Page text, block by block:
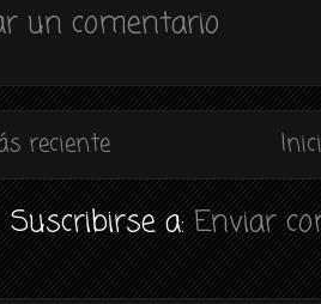
un comentario
reciente
Suscribirse a:Enviar